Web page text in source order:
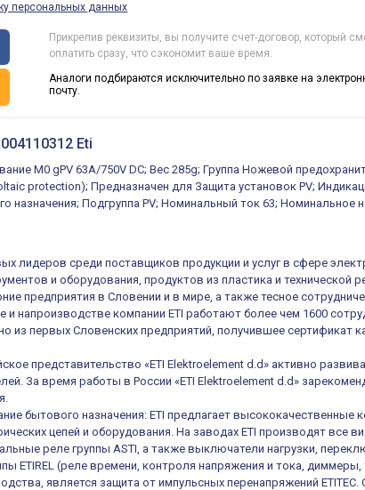
персональных данных
Прикрепив реквизиты, вы получите счет-договор, который
оплатить сразу, что сэкономит ваше время.
Аналоги подбираются исключительно по заявке на
почту.
Eti
M0 gPV 63A/750V DC; Вес 285g; Группа Ножевой
protection); Предназначен для Защита установок PV;
назначения; Подгруппа PV; Номинальный ток 63; Номинальное
лидеров среди поставщиков продукции и услуг в сфере
и оборудования, продуктов из пластика и
предприятия в Словении и в мире, а также тесное
напроизводстве компании ETI работают более чем 1600
из первых Словенских предприятий, получившее сертификат
представительство «ETI Elektroelement d.d» активно
За время работы в России «ETI Elektroelement d.d»
бытового назначения: ETI предлагает высококачественные
цепей и оборудования. На заводах ETI производят все
реле группы ASTI, а также выключатели нагрузки,
ETIREL (реле времени, контроля напряжения и тока,
является защита от импульсных перенапряжений